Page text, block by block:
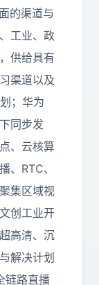
的渠道与
工业、政
供给具有
渠道以及
；华为
同步发
、云核算
、RTC、
集区域视
创工业开
高清、沉
解决计划
链路直播